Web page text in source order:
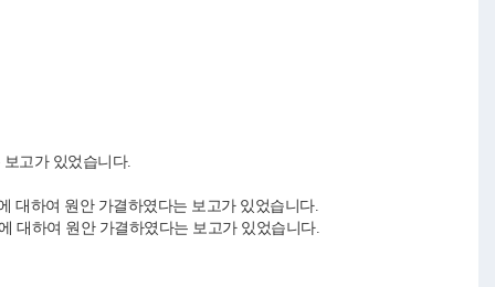
고가 있었습니다.
대하여 원안 가결하였다는 보고가 있었습니다.
대하여 원안 가결하였다는 보고가 있었습니다.